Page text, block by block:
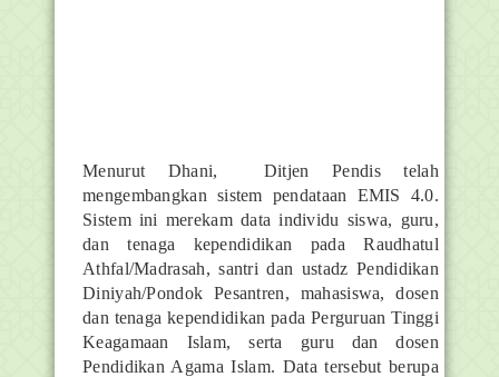
Menurut Dhani, Ditjen Pendis telah
mengembangkan sistem pendataan EMIS 4.0.
Sistem ini merekam data individu siswa, guru,
dan tenaga kependidikan pada Raudhatul
Athfal/Madrasah, santri dan ustadz Pendidikan
Diniyah/Pondok Pesantren, mahasiswa, dosen
dan tenaga kependidikan pada Perguruan Tinggi
Keagamaan Islam, serta guru dan dosen
Pendidikan Agama Islam. Data tersebut berupa